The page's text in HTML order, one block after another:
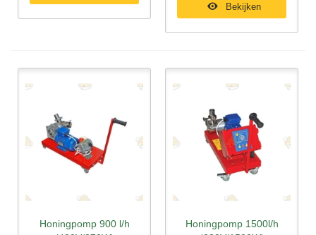
Bekijken
Honingpomp 900 l/h
Honingpomp 1500l/h